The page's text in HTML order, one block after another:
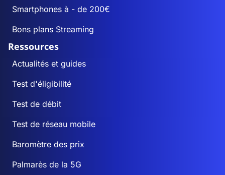
Smartphones à - de 200€
Bons plans Streaming
Ressources
Actualités et guides
Test d'éligibilité
Test de débit
Test de réseau mobile
Baromètre des prix
Palmarès de la 5G